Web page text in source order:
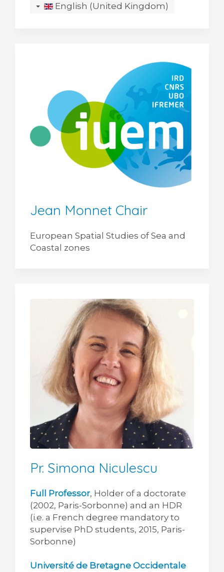
English (United Kingdom)
Jean Monnet Chair
European Spatial Studies of Sea and
Coastal zones
Pr. Simona Niculescu
Full Professor, Holder of a doctorate
(2002, Paris-Sorbonne) and an HDR
(i.e. a French degree mandatory to
supervise PhD students, 2015, Paris-
Sorbonne)
Université de Bretagne Occidentale